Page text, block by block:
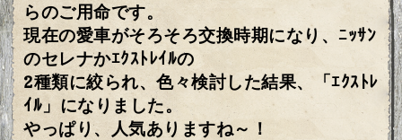
らのご用命です。
現在の愛車がそろそろ交換時期になり、ﾆｯｻﾝ
のセレナかｴｸｽﾄﾚｲﾙの
2種類に絞られ、色々検討した結果、「ｴｸｽﾄﾚ
ｲﾙ」になりました。
やっぱり、人気ありますね～！